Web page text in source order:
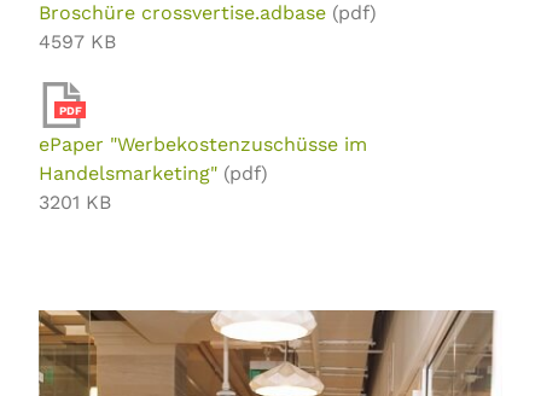
Broschüre crossvertise.adbase (pdf)
4597 KB
PDF
ePaper "Werbekostenzuschüsse im
Handelsmarketing" (pdf)
3201 KB